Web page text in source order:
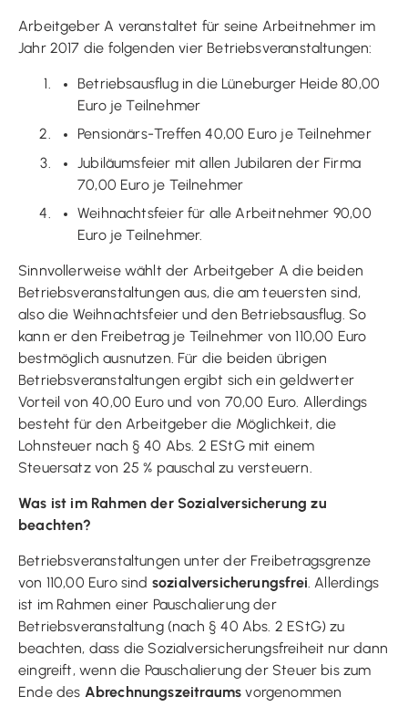
Arbeitgeber A veranstaltet für seine Arbeitnehmer im
Jahr 2017 die folgenden vier Betriebsveranstaltungen:
Betriebsausflug in die Lüneburger Heide 80,00
Euro je Teilnehmer
Pensionärs-Treffen 40,00 Euro je Teilnehmer
Jubiläumsfeier mit allen Jubilaren der Firma
70,00 Euro je Teilnehmer
Weihnachtsfeier für alle Arbeitnehmer 90,00
Euro je Teilnehmer.
Sinnvollerweise wählt der Arbeitgeber A die beiden
Betriebsveranstaltungen aus, die am teuersten sind,
also die Weihnachtsfeier und den Betriebsausflug. So
kann er den Freibetrag je Teilnehmer von 110,00 Euro
bestmöglich ausnutzen. Für die beiden übrigen
Betriebsveranstaltungen ergibt sich ein geldwerter
Vorteil von 40,00 Euro und von 70,00 Euro. Allerdings
besteht für den Arbeitgeber die Möglichkeit, die
Lohnsteuer nach § 40 Abs. 2 EStG mit einem
Steuersatz von 25 % pauschal zu versteuern.
Was ist im Rahmen der Sozialversicherung zu
beachten?
Betriebsveranstaltungen unter der Freibetragsgrenze
von 110,00 Euro sind sozialversicherungsfrei. Allerdings
ist im Rahmen einer Pauschalierung der
Betriebsveranstaltung (nach § 40 Abs. 2 EStG) zu
beachten, dass die Sozialversicherungsfreiheit nur dann
eingreift, wenn die Pauschalierung der Steuer bis zum
Ende des Abrechnungszeitraums vorgenommen